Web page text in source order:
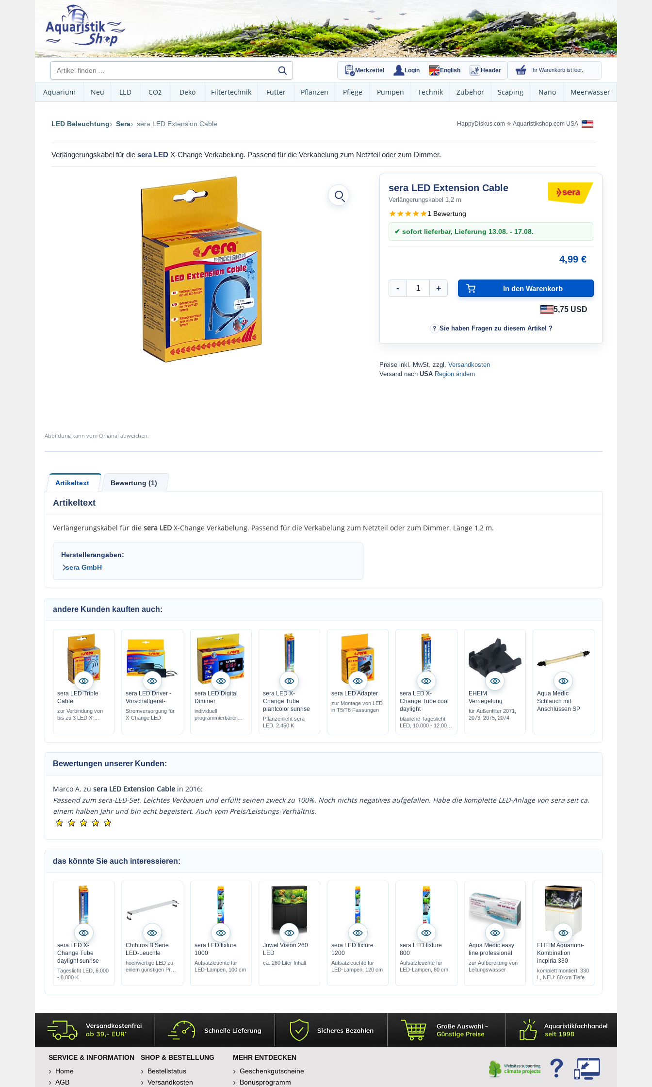
Merkzettel Login English Header Ihr Warenkorb ist leer.
Aquarium Neu LED CO2 Deko Filtertechnik Futter Pflanzen Pflege Pumpen Technik Zubehör Scaping Nano Meerwasser
LED Beleuchtung Sera sera LED Extension Cable HappyDiskus.com ✮ Aquaristikshop.com USA
Verlängerungskabel für die sera LED X-Change Verkabelung. Passend für die Verkabelung zum Netzteil oder zum Dimmer.
Abbildung kann vom Original abweichen.
sera LED Extension Cable
Verlängerungskabel 1,2 m
1 Bewertung
✔ sofort lieferbar, Lieferung 13.08. - 17.08.
4,99 €
5,75 USD
Sie haben Fragen zu diesem Artikel ?
Preise inkl. MwSt. zzgl. Versandkosten
Versand nach USA Region ändern
Artikeltext Bewertung (1)
Artikeltext
Verlängerungskabel für die sera LED X-Change Verkabelung. Passend für die Verkabelung zum Netzteil oder zum Dimmer. Länge 1,2 m.
Herstellerangaben:
sera GmbH
andere Kunden kauften auch:
sera LED Triple
Cable
zur Verbindung von
bis zu 3 LED X-
sera LED Driver -
Vorschaltgerät-
Stromversorgung für
X-Change LED
sera LED Digital
Dimmer
individuell
programmierbarer
sera LED X-
Change Tube
plantcolor sunrise
Pflanzenlicht sera
LED, 2.450 K
sera LED Adapter
zur Montage von LED
in T5/T8 Fassungen
sera LED X-
Change Tube cool
daylight
bläuliche Tageslicht
LED, 10.000 - 12.000
EHEIM
Verriegelung
für Außenfilter 2071,
2073, 2075, 2074
Aqua Medic
Schlauch mit
Anschlüssen SP
Bewertungen unserer Kunden:
Marco A. zu sera LED Extension Cable in 2016:
Passend zum sera-LED-Set. Leichtes Verbauen und erfüllt seinen zweck zu 100%. Noch nichts negatives aufgefallen. Habe die komplette LED-Anlage von sera seit ca.
einem halben Jahr und bin echt begeistert. Auch vom Preis/Leistungs-Verhältnis.
das könnte Sie auch interessieren:
sera LED X-
Change Tube
daylight sunrise
Tageslicht LED, 6.000
- 8.000 K
Chihiros B Serie
LED-Leuchte
hochwertige LED zu
einem günstigen Preis
sera LED fixture
1000
Aufsatzleuchte für
LED-Lampen, 100 cm
Juwel Vision 260
LED
ca. 260 Liter Inhalt
sera LED fixture
1200
Aufsatzleuchte für
LED-Lampen, 120 cm
sera LED fixture
800
Aufsatzleuchte für
LED-Lampen, 80 cm
Aqua Medic easy
line professional
zur Aufbereitung von
Leitungswasser
EHEIM Aquarium-
Kombination
incpiria 330
komplett montiert, 330
L, NEU: 60 cm Tiefe
SERVICE & INFORMATION
Home
AGB
SHOP & BESTELLUNG
Bestellstatus
Versandkosten
MEHR ENTDECKEN
Geschenkgutscheine
Bonusprogramm